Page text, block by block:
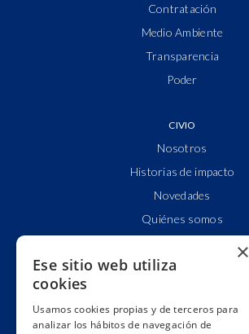
Contratación
Medio Ambiente
Transparencia
Poder
CIVIO
Nosotros
Historias de impacto
Novedades
Quiénes somos
Alianzas y redes
Impacto
×
Ese sitio web utiliza
cookies
Usamos cookies propias y de terceros para
analizar los hábitos de navegación de